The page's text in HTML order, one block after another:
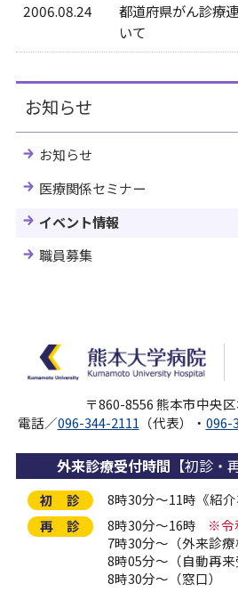
2006.08.24
都道府県がん診療
いて
お知らせ
お知らせ
医療関係セミナー
イベント情報
職員募集
〒860-8556 熊本市中央
電話／096-344-2111 （代表）・ 096-
外来診療受付時間 【初診・
初 診
8時30分～11時《紹介
再 診
8時30分～16時
※令
7時30分～（外来診療
8時05分～（自動再来
8時30分～（窓口）